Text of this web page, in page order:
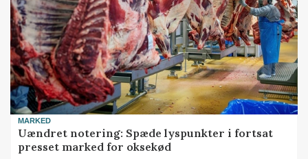
MARKED
Uændret notering: Spæde lyspunkter i fortsat
presset marked for oksekød